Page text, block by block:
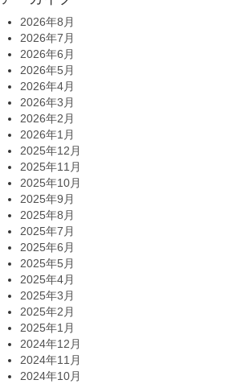
2026年8月
2026年7月
2026年6月
2026年5月
2026年4月
2026年3月
2026年2月
2026年1月
2025年12月
2025年11月
2025年10月
2025年9月
2025年8月
2025年7月
2025年6月
2025年5月
2025年4月
2025年3月
2025年2月
2025年1月
2024年12月
2024年11月
2024年10月